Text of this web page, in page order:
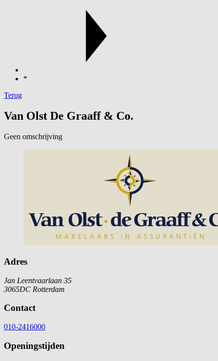
*
Terug
Van Olst De Graaff & Co.
Geen omschrijving
Adres
Jan Leentvaarlaan 35
3065DC Rotterdam
Contact
010-2416000
Openingstijden